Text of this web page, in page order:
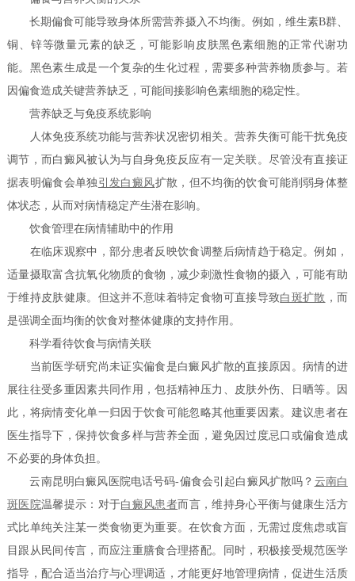
长期偏食可能导致身体所需营养摄入不均衡。例如，维生素B群、
铜、锌等微量元素的缺乏，可能影响皮肤黑色素细胞的正常代谢功
能。黑色素生成是一个复杂的生化过程，需要多种营养物质参与。若
因偏食造成关键营养缺乏，可能间接影响色素细胞的稳定性。
营养缺乏与免疫系统影响
人体免疫系统功能与营养状况密切相关。营养失衡可能干扰免疫
调节，而白癜风被认为与自身免疫反应有一定关联。尽管没有直接证
据表明偏食会单独 引发白癜风扩散，但不均衡的饮食可能削弱身体整
体状态，从而对病情稳定产生潜在影响。
饮食管理在病情辅助中的作用
在临床观察中，部分患者反映饮食调整后病情趋于稳定。例如，
适量摄取富含抗氧化物质的食物，减少刺激性食物的摄入，可能有助
于维持皮肤健康。但这并不意味着特定食物可直接导致白斑扩散 ，而
是强调全面均衡的饮食对整体健康的支持作用。
科学看待饮食与病情关联
当前医学研究尚未证实偏食是白癜风扩散的直接原因。病情的进
展往往受多重因素共同作用，包括精神压力、皮肤外伤、日晒等。因
此，将病情变化单一归因于饮食可能忽略其他重要因素。建议患者在
医生指导下，保持饮食多样与营养全面，避免因过度忌口或偏食造成
不必要的身体负担。
云南昆明白癜风医院电话号码-偏食会引起白癜风扩散吗？ 云南白
斑医院温馨提示：对于白癜风患者而言，维持身心平衡与健康生活方
式比单纯关注某一类食物更为重要。在饮食方面，无需过度焦虑或盲
目跟从民间传言，而应注重膳食合理搭配。同时，积极接受规范医学
指导，配合适当治疗与心理调适，才能更好地管理病情，促进生活质